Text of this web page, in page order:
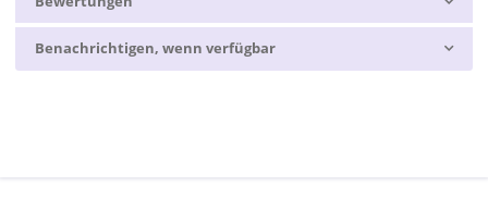
Benachrichtigen, wenn verfügbar